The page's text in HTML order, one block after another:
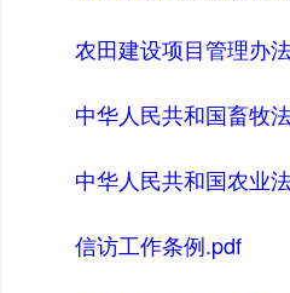
农田建设项目管理办
中华人民共和国畜牧
中华人民共和国农业
信访工作条例.pdf